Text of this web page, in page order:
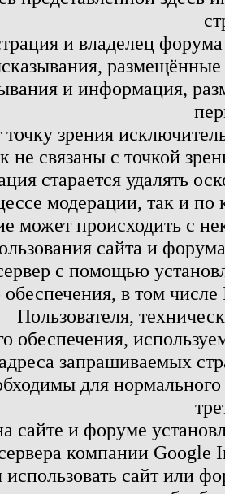
и владелец
и информация,
зрения
не связаны с точкой
старается удалять
модерации, так и по
может происходить с
сайта и
с помощью
в том
Пользователя,
обеспечения,
адреса запрашиваемых
для
сайте и форуме
компании
сайт или